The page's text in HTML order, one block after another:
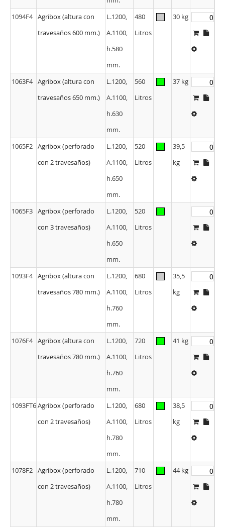
1094F4 Agribox (altura con
travesaños 600 mm.)
L.1200,
A.1100,
h.580
mm.
480
Litros
30 kg
1063F4 Agribox (altura con
travesaños 650 mm.)
L.1200,
A.1100,
h.630
mm.
560
Litros
37 kg
1065F2 Agribox (perforado
con 2 travesaños)
L.1200,
A.1100,
h.650
mm.
520
Litros
39,5
kg
1065F3 Agribox (perforado
con 3 travesaños)
L.1200,
A.1100,
h.650
mm.
520
Litros
1093F4 Agribox (altura con
travesaños 780 mm.)
L.1200,
A.1100,
h.760
mm.
680
Litros
35,5
kg
1076F4 Agribox (altura con
travesaños 780 mm.)
L.1200,
A.1100,
h.760
mm.
720
Litros
41 kg
1093FT6Agribox (perforado
con 2 travesaños)
L.1200,
A.1100,
h.780
mm.
680
Litros
38,5
kg
1078F2 Agribox (perforado
con 2 travesaños)
L.1200,
A.1100,
h.780
mm.
710
Litros
44 kg